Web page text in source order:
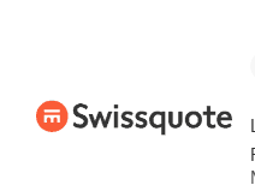
EDUKASI FOREX